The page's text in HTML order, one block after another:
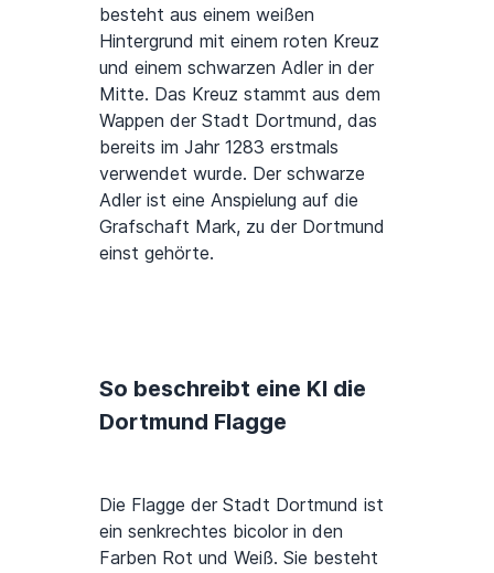
besteht aus einem weißen
Hintergrund mit einem roten Kreuz
und einem schwarzen Adler in der
Mitte. Das Kreuz stammt aus dem
Wappen der Stadt Dortmund, das
bereits im Jahr 1283 erstmals
verwendet wurde. Der schwarze
Adler ist eine Anspielung auf die
Grafschaft Mark, zu der Dortmund
einst gehörte.
So beschreibt eine KI die
Dortmund Flagge
Die Flagge der Stadt Dortmund ist
ein senkrechtes bicolor in den
Farben Rot und Weiß. Sie besteht